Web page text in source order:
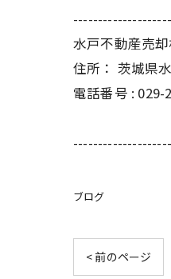
水戸不動産売
住所： 茨城県
電話番号 : 029-
ブログ
< 前のページ